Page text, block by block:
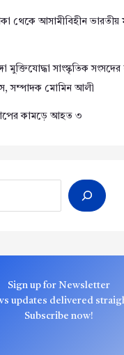
থেকে আসামীবিহীন
সাংস্কৃতিক
সম্পাদক মোমিন আলী
কামড়ে আহত ৩
Sign up for Newsletter
updates delivered
Subscribe now!